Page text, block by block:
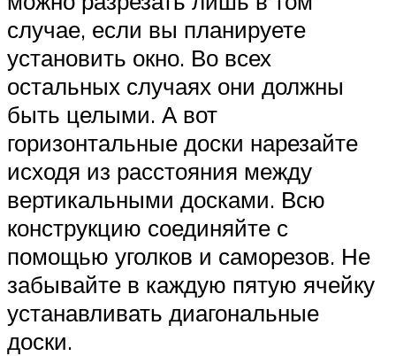
случае, если вы планируете
установить окно. Во всех
остальных случаях они должны
быть целыми. А вот
горизонтальные доски нарезайте
исходя из расстояния между
вертикальными досками. Всю
конструкцию соединяйте с
помощью уголков и саморезов. Не
забывайте в каждую пятую ячейку
устанавливать диагональные
доски.